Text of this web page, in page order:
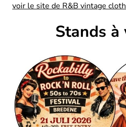
voir le site de R&B vintage
Stands à